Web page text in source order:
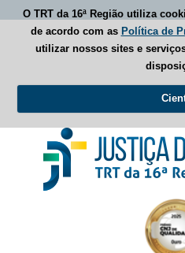
O TRT da 16ª Região utiliza
de acordo com as Política de
utilizar nossos sites e